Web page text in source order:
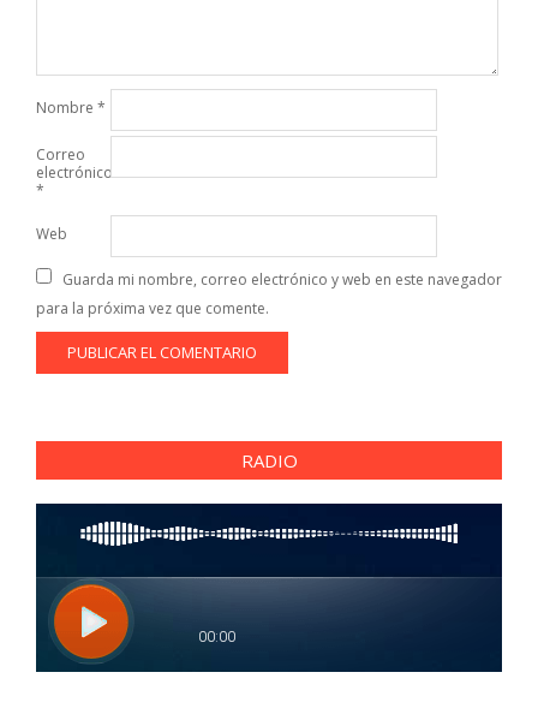
Nombre *
Correo
electrónico
*
Web
Guarda mi nombre, correo electrónico y web en este navegador
para la próxima vez que comente.
RADIO